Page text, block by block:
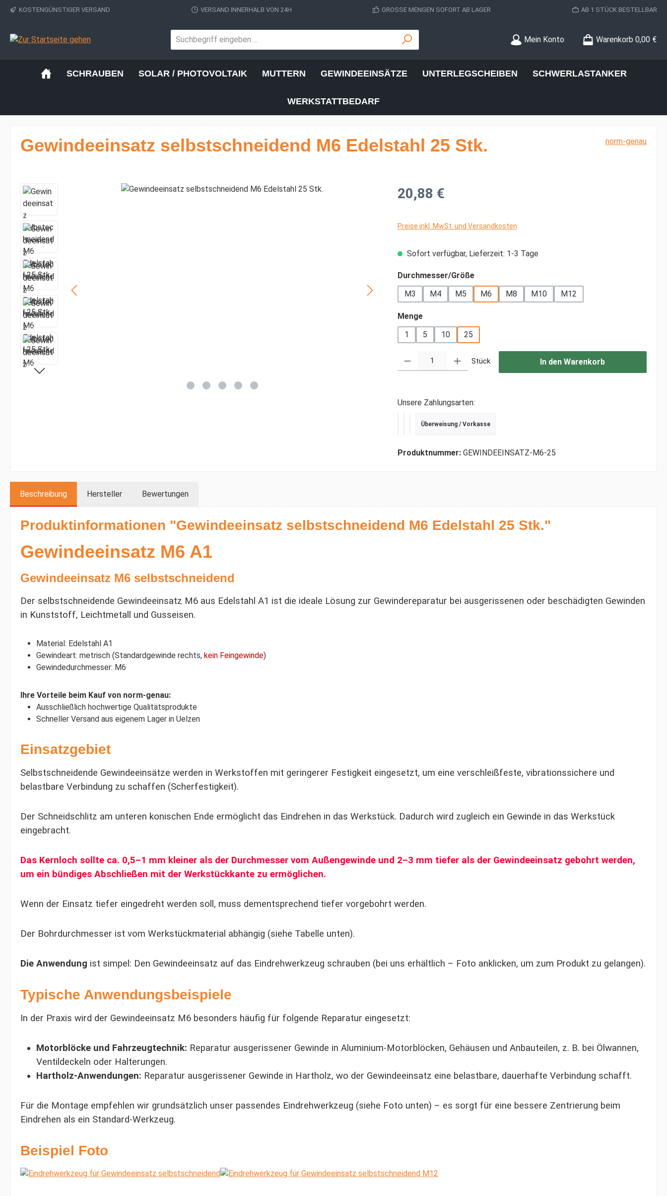
Hauptinhalt springen
Zur Suche springen
Zur Hauptnavigation springen
KOSTENGÜNSTIGER VERSAND VERSAND INNERHALB VON 24H GROSSE MENGEN SOFORT AB LAGER AB 1 STÜCK BESTELLBAR
Mein Konto Warenkorb 0,00 €
SCHRAUBEN SOLAR / PHOTOVOLTAIK MUTTERN GEWINDEEINSÄTZE UNTERLEGSCHEIBEN SCHWERLASTANKER
WERKSTATTBEDARF
Gewindeeinsatz selbstschneidend M6 Edelstahl 25 Stk. norm-genau
Bildergalerie überspringen Regulärer Preis:
20,88 €
Preise inkl. MwSt. und Versandkosten
Sofort verfügbar, Lieferzeit: 1-3 Tage
Durchmesser/Größeauswählen
M3
M4 M5 M6 M8 M10 M12
Mengeauswählen
1
5 10 25
Stück In den Warenkorb
Unsere Zahlungsarten:
Überweisung / Vorkasse
Produktnummer: GEWINDEEINSATZ-M6-25
Beschreibung Hersteller Bewertungen
Produktinformationen "Gewindeeinsatz selbstschneidend M6 Edelstahl 25 Stk."
Gewindeeinsatz M6 A1
Gewindeeinsatz M6 selbstschneidend
Der selbstschneidende Gewindeeinsatz M6 aus Edelstahl A1 ist die ideale Lösung zur Gewindereparatur bei ausgerissenen oder beschädigten Gewinden
in Kunststoff, Leichtmetall und Gusseisen.
Material: Edelstahl A1
Gewindeart: metrisch (Standardgewinde rechts, kein Feingewinde)
Gewindedurchmesser: M6
Ihre Vorteile beim Kauf von norm-genau:
Ausschließlich hochwertige Qualitätsprodukte
Schneller Versand aus eigenem Lager in Uelzen
Einsatzgebiet
Selbstschneidende Gewindeeinsätze werden in Werkstoffen mit geringerer Festigkeit eingesetzt, um eine verschleißfeste, vibrationssichere und
belastbare Verbindung zu schaffen (Scherfestigkeit).
Der Schneidschlitz am unteren konischen Ende ermöglicht das Eindrehen in das Werkstück. Dadurch wird zugleich ein Gewinde in das Werkstück
eingebracht.
Das Kernloch sollte ca. 0,5–1 mm kleiner als der Durchmesser vom Außengewinde und 2–3 mm tiefer als der Gewindeeinsatz gebohrt werden,
um ein bündiges Abschließen mit der Werkstückkante zu ermöglichen.
Wenn der Einsatz tiefer eingedreht werden soll, muss dementsprechend tiefer vorgebohrt werden.
Der Bohrdurchmesser ist vom Werkstückmaterial abhängig (siehe Tabelle unten).
Die Anwendung ist simpel: Den Gewindeeinsatz auf das Eindrehwerkzeug schrauben (bei uns erhältlich – Foto anklicken, um zum Produkt zu gelangen).
Typische Anwendungsbeispiele
In der Praxis wird der Gewindeeinsatz M6 besonders häufig für folgende Reparatur eingesetzt:
Motorblöcke und Fahrzeugtechnik: Reparatur ausgerissener Gewinde in Aluminium-Motorblöcken, Gehäusen und Anbauteilen, z. B. bei Ölwannen,
Ventildeckeln oder Halterungen.
Hartholz-Anwendungen: Reparatur ausgerissener Gewinde in Hartholz, wo der Gewindeeinsatz eine belastbare, dauerhafte Verbindung schafft.
Für die Montage empfehlen wir grundsätzlich unser passendes Eindrehwerkzeug (siehe Foto unten) – es sorgt für eine bessere Zentrierung beim
Eindrehen als ein Standard-Werkzeug.
Beispiel Foto